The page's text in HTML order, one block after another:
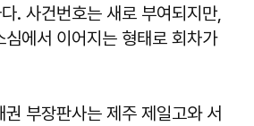
. 사건번호는 새로 부여되지만,
에서 이어지는 형태로 회차가
부장판사는 제주 제일고와 서